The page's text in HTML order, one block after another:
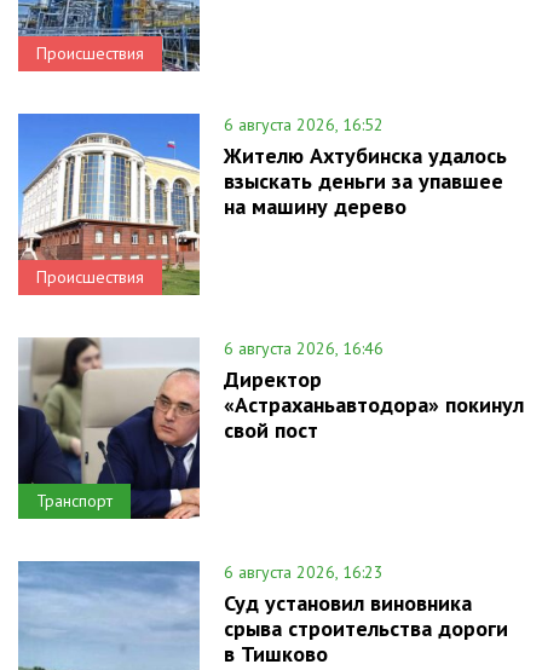
Происшествия
Происшествия
6 августа 2026, 16:52
Жителю Ахтубинска удалось
взыскать деньги за упавшее
на машину дерево
Транспорт
6 августа 2026, 16:46
Директор
«Астраханьавтодора» покинул
свой пост
6 августа 2026, 16:23
Суд установил виновника
срыва строительства дороги
в Тишково